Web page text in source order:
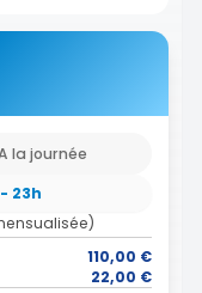
la journée
23h
110,00 €
22,00 €